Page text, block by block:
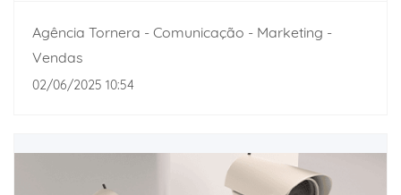
Agência Tornera - Comunicação - Marketing -
Vendas
02/06/2025 10:54